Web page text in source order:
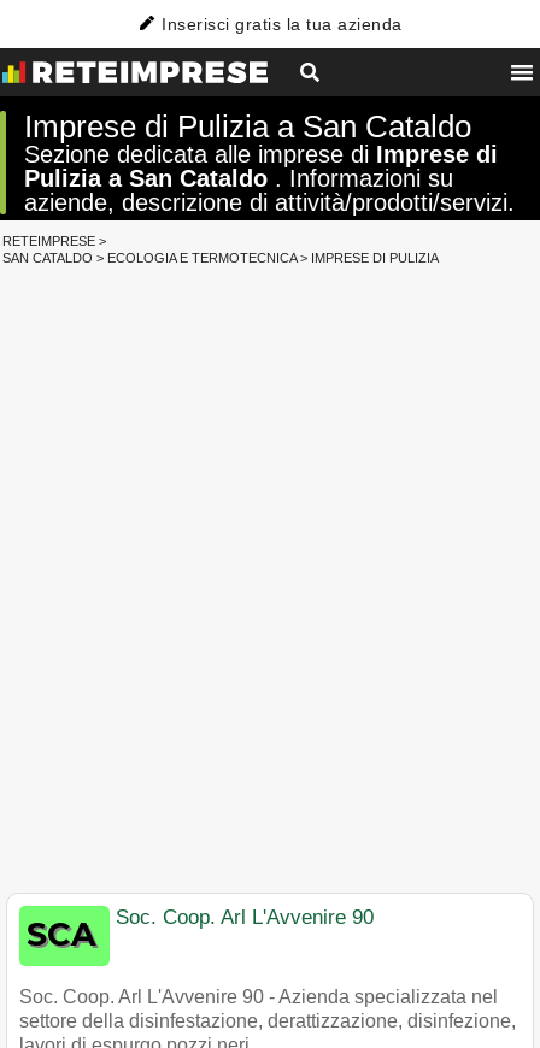
Inserisci gratis la tua azienda
Imprese di Pulizia a San Cataldo
Sezione dedicata alle imprese di Imprese di
Pulizia a San Cataldo . Informazioni su
aziende, descrizione di attività/prodotti/servizi.
RETEIMPRESE >
SAN CATALDO > ECOLOGIA E TERMOTECNICA> IMPRESE DI PULIZIA
Soc. Coop. Arl L'Avvenire 90
Soc. Coop. Arl L'Avvenire 90 - Azienda specializzata nel
settore della disinfestazione, derattizzazione, disinfezione,